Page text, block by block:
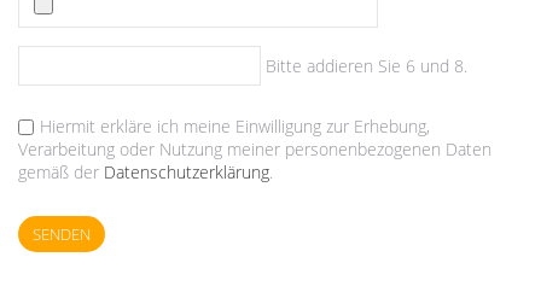
Bitte addieren Sie 6 und 8.
Hiermit erkläre ich meine Einwilligung zur Erhebung,
Verarbeitung oder Nutzung meiner personenbezogenen Daten
gemäß der Datenschutzerklärung.
SENDEN